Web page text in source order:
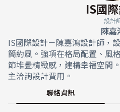
IS國
設計
陳嘉
IS國際設計－陳嘉鴻設計師，
簡約風。強項在格局配置、風
節堆疊精緻感，建構幸福空間
主洽詢設計費用。
聯絡資訊